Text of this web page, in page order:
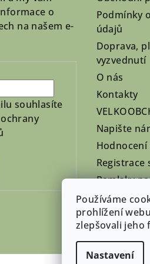
Používáme
prohlížení
zlepšovali jeho
Nastavení
o
na našem e-
souhlasíte
Podmínky
údajů
Doprava,
vyzvednutí
O nás
Kontakty
Napište
Registrace
Pamlsky